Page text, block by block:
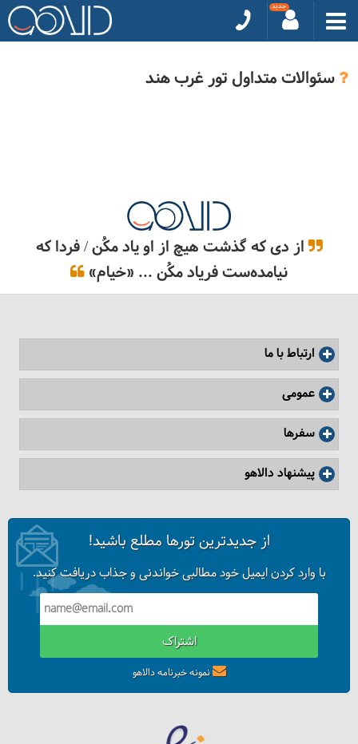
سئوالات متداول تور غرب هند
از دی که گذشت هیچ از او یاد مکُن / فردا که
نیامده‌ست فریاد مکُن ... «خیام»
ارتباط با ما
عمومی
سفرها
پیشنهاد دالاهو
از جدیدترین تورها مطلع باشید!
با وارد کردن ایمیل خود مطالبی خواندنی و جذاب دریافت کنید.
اشتراک
نمونه خبرنامه دالاهو